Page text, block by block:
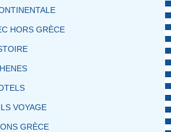
HORS GRÈCE
VOYAGE
GRÈCE